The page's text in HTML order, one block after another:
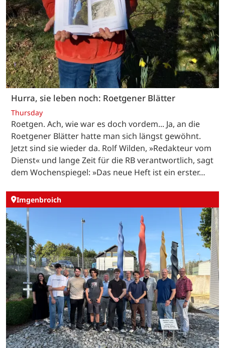
Hurra, sie leben noch: Roetgener Blätter
Thursday
Roetgen. Ach, wie war es doch vordem... Ja, an die
Roetgener Blätter hatte man sich längst gewöhnt.
Jetzt sind sie wieder da. Rolf Wilden, »Redakteur vom
Dienst« und lange Zeit für die RB verantwortlich, sagt
dem Wochenspiegel: »Das neue Heft ist ein erster…
Imgenbroich